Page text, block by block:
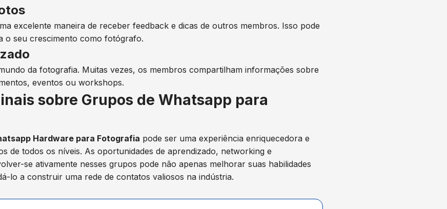
excelente maneira de receber feedback e dicas de outros membros. Isso pode
o seu crescimento como fotógrafo.
da fotografia. Muitas vezes, os membros compartilham informações sobre
eventos ou workshops.
sobre Grupos de Whatsapp para
Hardware para Fotografia pode ser uma experiência enriquecedora e
de todos os níveis. As oportunidades de aprendizado, networking e
se ativamente nesses grupos pode não apenas melhorar suas habilidades
lo a construir uma rede de contatos valiosos na indústria.